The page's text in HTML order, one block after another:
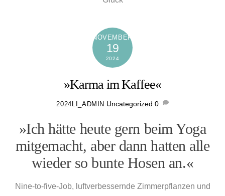
NOVEMBER
19
2024
»Karma im Kaffee«
2024LI_ADMIN Uncategorized 0
»Ich hätte heute gern beim Yoga
mitgemacht, aber dann hatten alle
wieder so bunte Hosen an.«
Nine-to-five-Job, luftverbessernde Zimmerpflanzen und